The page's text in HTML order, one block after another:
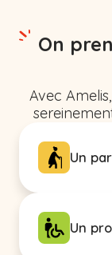
On
Avec
Un
Un